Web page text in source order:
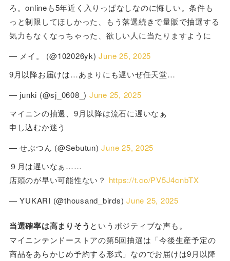
ろ。onlineも5年近く入りっぱなしなのに悔しい。条件も
っと制限してほしかった、もう落選続きで量販で抽選する
気力もなくなっちゃった、欲しい人に当たりますように
— メイ。 (@102026yk)June 25, 2025
9月以降お届けは…あまりにも遅いぜ任天堂…
— junki (@sj_0608_) June 25, 2025
マイニンの抽選、9月以降は流石に遅いなぁ
申し込むか迷う
— せぶつん (@Sebutun)June 25, 2025
９月は遅いなぁ……
店頭のが早い可能性ない？ https://t.co/PV5J4cnbTX
— YUKARI (@thousand_birds)June 25, 2025
当選確率は高まりそう というポジティブな声も。
マイニンテンドーストアの第5回抽選は「今後生産予定の
商品をあらかじめ予約する形式」なのでお届けは9月以降